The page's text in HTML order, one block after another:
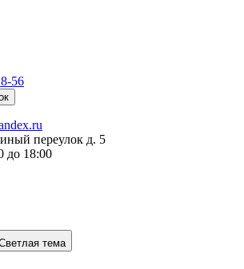
56
переулок д. 5
до 18:00
тема